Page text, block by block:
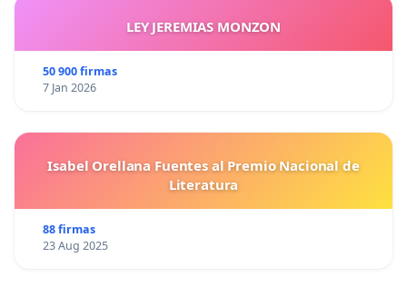
LEY JEREMIAS MONZON
50 900 firmas
7 Jan 2026
Isabel Orellana Fuentes al Premio Nacional de
Literatura
88 firmas
23 Aug 2025